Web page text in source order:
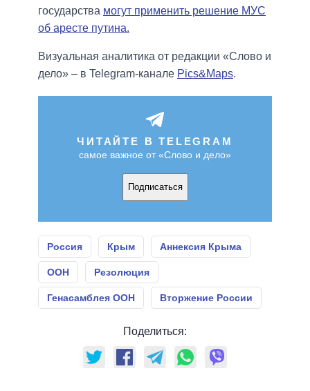
государства могут применить решение МУС
об аресте путина.
Визуальная аналитика от редакции «Слово и
дело» – в Telegram-канале Pics&Maps.
ЧИТАЙТЕ В TELEGRAM
самое важное от «Слово и дело»
Подписаться
Россия Крым Аннексия Крыма
ООН Резолюция
Генасамблея ООН Вторжение России
Поделиться: